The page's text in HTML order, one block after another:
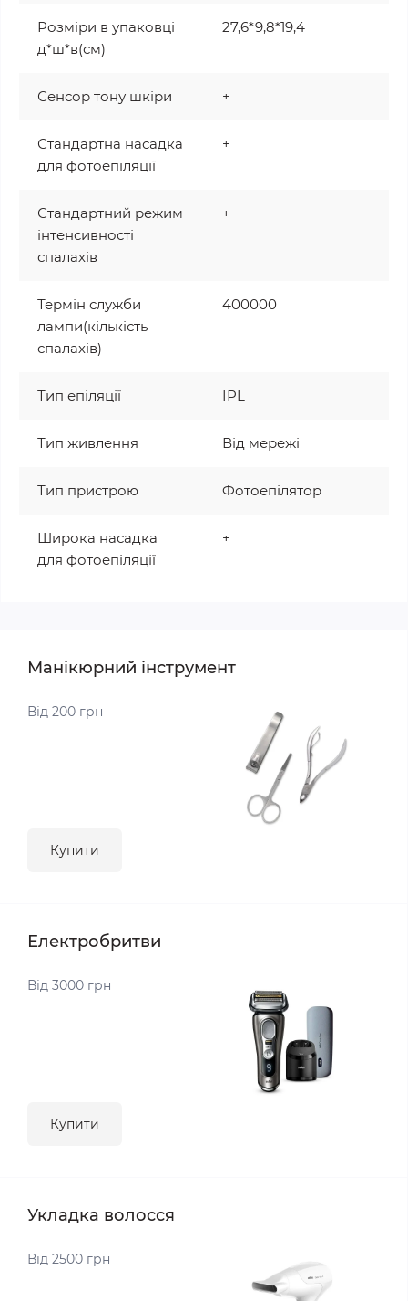
Розміри в упаковці
д*ш*в(см)
27,6*9,8*19,4
Сенсор тону шкіри +
Стандартна насадка
для фотоепіляції
+
Стандартний режим
інтенсивності
спалахів
+
Термін служби
лампи(кількість
спалахів)
400000
Тип епіляції IPL
Тип живлення Від мережі
Тип пристрою Фотоепілятор
Широка насадка
для фотоепіляції
+
Манікюрний інструмент
Від 200 грн
Купити
Електробритви
Від 3000 грн
Купити
Укладка волосся
Від 2500 грн